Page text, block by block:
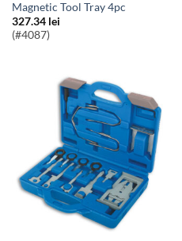
Magnetic Tool Tray 4pc
327.34 lei
(#4087)